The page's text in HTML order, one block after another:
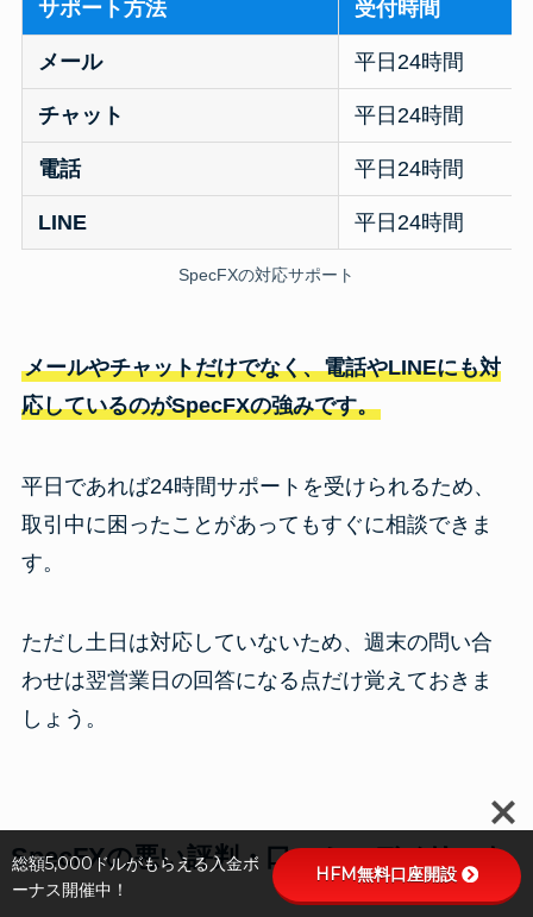
サポート方法 受付時間
メール 平日24時間
チャット 平日24時間
電話 平日24時間
LINE 平日24時間
SpecFXの対応サポート
メールやチャットだけでなく、電話やLINEにも対
応しているのがSpecFXの強みです。
平日であれば24時間サポートを受けられるため、
取引中に困ったことがあってもすぐに相談できま
す。
ただし土日は対応していないため、週末の問い合
わせは翌営業日の回答になる点だけ覚えておきま
しょう。
SpecFXの悪い評判・口コミ・デメリット
総額5,000ドルがもらえる入金ボ
ーナス開催中！
HFM無料口座開設